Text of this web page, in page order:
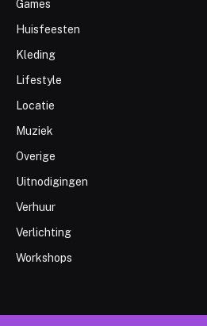
Games
Huisfeesten
Kleding
Lifestyle
Locatie
Muziek
Overige
Uitnodigingen
Verhuur
Verlichting
Workshops